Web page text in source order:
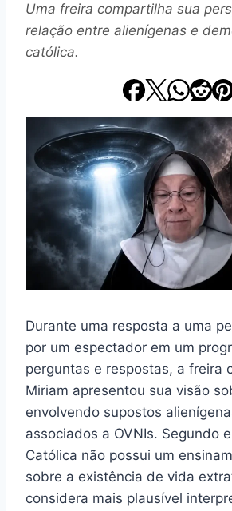
Uma freira compartilha sua
relação entre alienígenas e
católica.
Durante uma resposta a uma
por um espectador em um
perguntas e respostas, a freira
Miriam apresentou sua visão
envolvendo supostos
associados a OVNIs. Segundo
Católica não possui um
sobre a existência de vida
considera mais plausível